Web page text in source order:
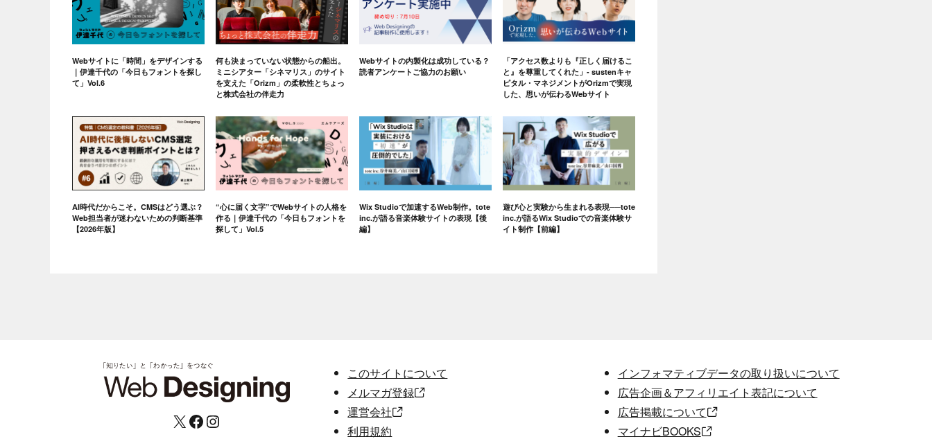
Webサイトに「時間」をデザインする
｜伊達千代の「今日もフォントを探し
て」Vol.6
何も決まっていない状態からの船出。
ミニシアター「シネマリス」のサイト
を支えた「Orizm」の柔軟性とちょっ
と株式会社の伴走力
Webサイトの内製化は成功している？
読者アンケートご協力のお願い
「アクセス数よりも『正しく届けるこ
と』を尊重してくれた」- sustenキャ
ピタル・マネジメントがOrizmで実現
した、思いが伝わるWebサイト
AI時代だからこそ。CMSはどう選ぶ？
Web担当者が迷わないための判断基準
【2026年版】
“心に届く文字”でWebサイトの人格を
作る｜伊達千代の「今日もフォントを
探して」Vol.5
Wix Studioで加速するWeb制作。tote
inc.が語る音楽体験サイトの表現【後
編】
遊び心と実験から生まれる表現──tote
inc.が語るWix Studioでの音楽体験サ
イト制作【前編】
X Facebook Instagram
このサイトについて
メルマガ登録
運営会社
利用規約
インフォマティブデータの取り扱いについて
広告企画＆アフィリエイト表記について
広告掲載について
マイナビBOOKS